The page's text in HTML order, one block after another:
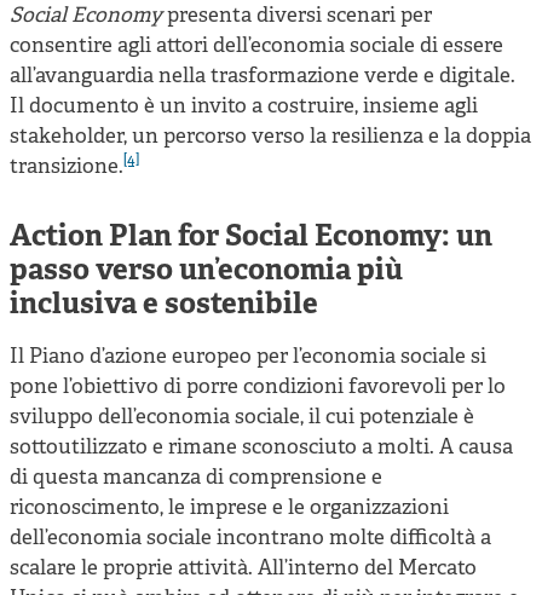
Social Economypresenta diversi scenari per
consentire agli attori dell’economia sociale di essere
all’avanguardia nella trasformazione verde e digitale.
Il documento è un invito a costruire, insieme agli
stakeholder, un percorso verso la resilienza e la doppia
transizione.[4]
Action Plan for Social Economy: un
passo verso un’economia più
inclusiva e sostenibile
Il Piano d’azione europeo per l’economia sociale si
pone l’obiettivo di porre condizioni favorevoli per lo
sviluppo dell’economia sociale, il cui potenziale è
sottoutilizzato e rimane sconosciuto a molti. A causa
di questa mancanza di comprensione e
riconoscimento, le imprese e le organizzazioni
dell’economia sociale incontrano molte difficoltà a
scalare le proprie attività. All’interno del Mercato